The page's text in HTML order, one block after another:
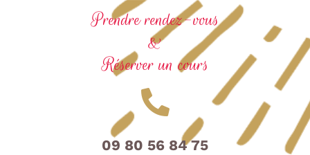
Prendre rendez-vous
&
Réserver un cours
09 80 56 84 75